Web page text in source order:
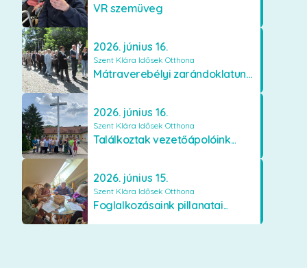
VR szemüveg
2026. június 16.
Szent Klára Idősek Otthona
Mátraverebélyi zarándoklatunk...
2026. június 16.
Szent Klára Idősek Otthona
Találkoztak vezetőápolóink...
2026. június 15.
Szent Klára Idősek Otthona
Foglalkozásaink pillanatai...